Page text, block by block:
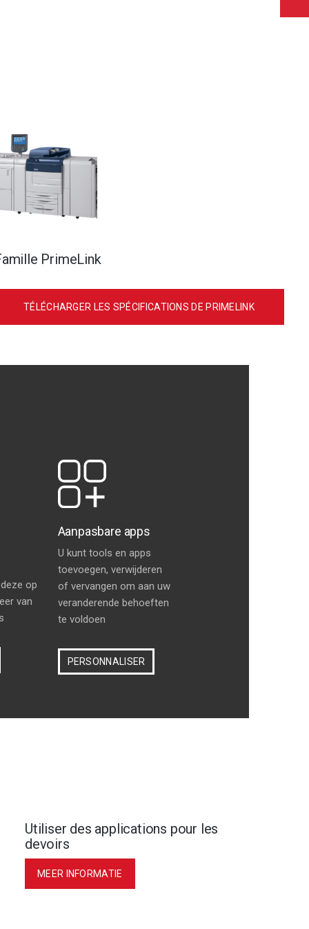
PrimeLink
TÉLÉCHARGER LES SPÉCIFICATIONS DE PRIMELINK
op
van
Aanpasbare apps
U kunt tools en apps
toevoegen, verwijderen
of vervangen om aan uw
veranderende behoeften
te voldoen
PERSONNALISER
Utiliser des applications pour les
devoirs
MEER INFORMATIE